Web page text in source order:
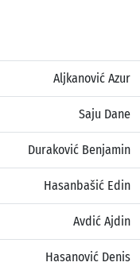
Aljkanović Azur
Saju Dane
Duraković Benjamin
Hasanbašić Edin
Avdić Ajdin
Hasanović Denis